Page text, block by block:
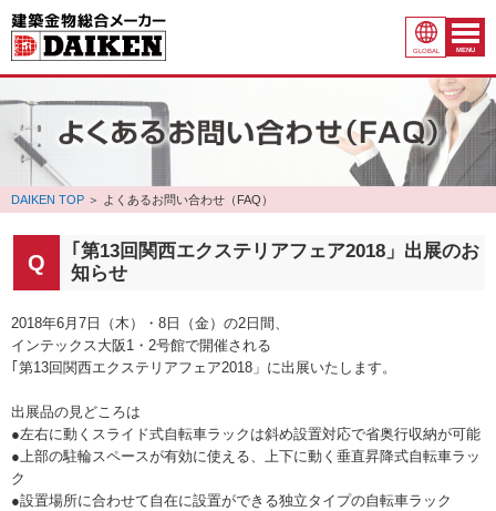
GLOBAL MENU
DAIKEN TOP ＞ よくあるお問い合わせ（FAQ）
｢第13回関西エクステリアフェア2018」出展のお
知らせ
2018年6月7日（木）・8日（金）の2日間、
インテックス大阪1・2号館で開催される
｢第13回関西エクステリアフェア2018」に出展いたします。
出展品の見どころは
●左右に動くスライド式自転車ラックは斜め設置対応で省奥行収納が可能
●上部の駐輪スペースが有効に使える、上下に動く垂直昇降式自転車ラッ
ク
●設置場所に合わせて自在に設置ができる独立タイプの自転車ラック